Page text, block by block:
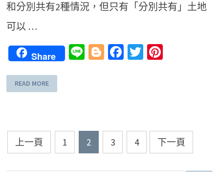
和分別共有2種情況，但只有「分別共有」土地
可以 …
Share LineBlogger
Facebook
Twitter
READ MORE
章
導
上一頁 1 2 3 4 下一頁